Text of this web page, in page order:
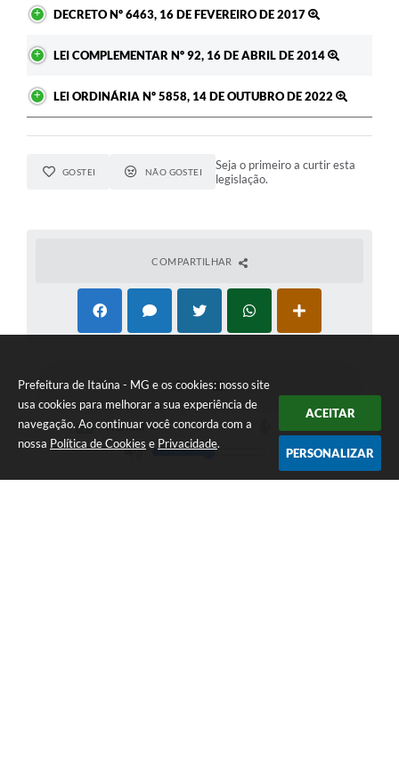
Prefeitura de Itaúna - MG e os cookies: nosso site
usa cookies para melhorar a sua experiência de
navegação. Ao continuar você concorda com a
nossa Política de Cookies e Privacidade.
ACEITAR
PERSONALIZAR
DECRETO Nº 6463, 16 DE FEVEREIRO DE 2017
LEI COMPLEMENTAR Nº 92, 16 DE ABRIL DE 2014
LEI ORDINÁRIA Nº 5858, 14 DE OUTUBRO DE 2022
GOSTEI NÃO GOSTEI
Seja o primeiro a curtir esta
legislação.
COMPARTILHAR